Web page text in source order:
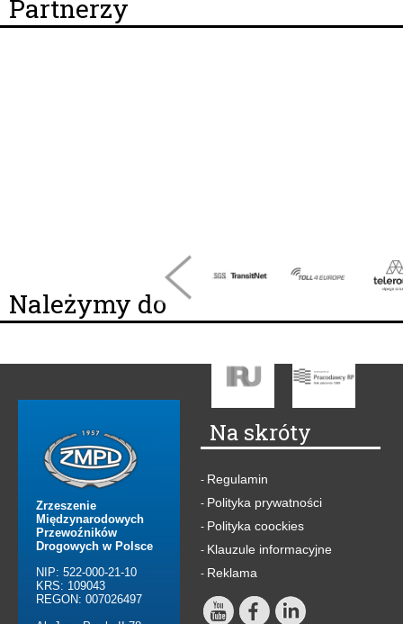
Partnerzy
Należymy do
Zrzeszenie
Międzynarodowych
Przewoźników
Drogowych w Polsce
NIP: 522-000-21-10
KRS: 109043
REGON: 007026497
Na skróty
- Regulamin
- Polityka prywatności
- Polityka coockies
- Klauzule informacyjne
- Reklama